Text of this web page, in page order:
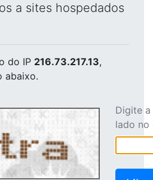
a sites hospedados
do IP 216.73.217.13,
abaixo.
Digite
lado no